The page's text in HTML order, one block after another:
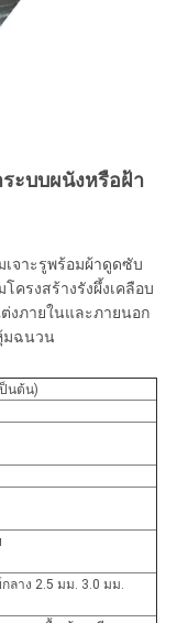
ะบบผนังหรือฝ้า
เจาะรูพร้อมผ้าดูดซับ
ครงสร้างรังผึ้งเคลือบ
งภายในและภายนอก
มฉนวน
นต้น)
ลาง 2.5 มม. 3.0 มม.